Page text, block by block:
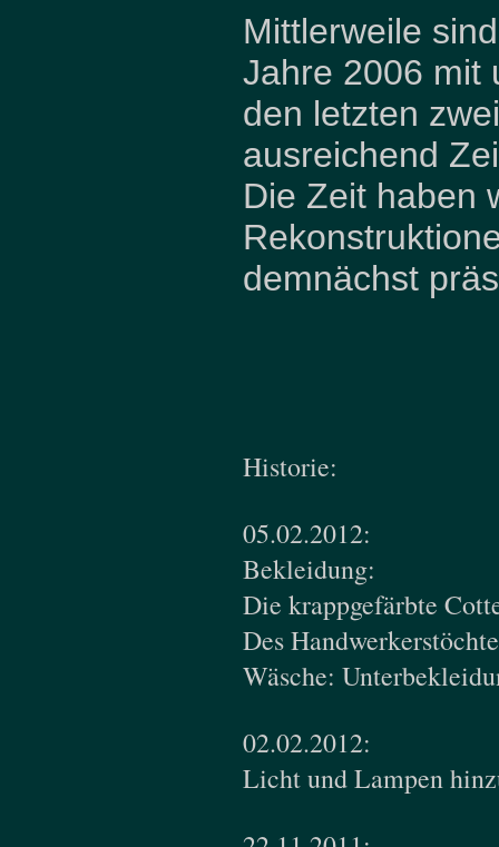
Mittlerweile
Jahre 2006 mit
den letzten
ausreichend
Die Zeit haben
demnächst
Historie:
05.02.2012:
Bekleidung:
Die krappgefärbte
Des
Wäsche:
02.02.2012:
Licht und Lampen